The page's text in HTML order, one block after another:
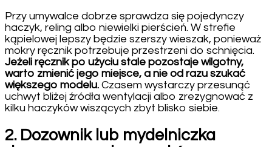
Przy umywalce dobrze sprawdza się pojedynczy
haczyk, reling albo niewielki pierścień. W strefie
kąpielowej lepszy będzie szerszy wieszak, ponieważ
mokry ręcznik potrzebuje przestrzeni do schnięcia.
Jeżeli ręcznik po użyciu stale pozostaje wilgotny,
warto zmienić jego miejsce, a nie od razu szukać
większego modelu. Czasem wystarczy przesunąć
uchwyt bliżej źródła wentylacji albo zrezygnować z
kilku haczyków wiszących zbyt blisko siebie.
2. Dozownik lub mydelniczka